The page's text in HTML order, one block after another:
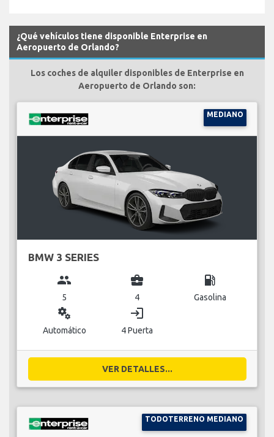
¿Qué vehículos tiene disponible Enterprise en
Aeropuerto de Orlando?
Los coches de alquiler disponibles de Enterprise en
Aeropuerto de Orlando son:
MEDIANO
BMW 3 SERIES
group
5
business_center
4
local_gas_station
Gasolina
miscellaneous_services
Automático
login
4 Puerta
VER DETALLES...
TODOTERRENO MEDIANO